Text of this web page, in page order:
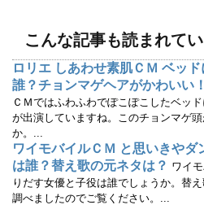
ま
す
い
ウ
ィ
ン
ド
ウ
で
開
き
ま
こんな記事も読まれてい
ロリエ しあわせ素肌ＣＭ ベッ
誰？チョンマゲヘアがかわいい！
ＣＭではふわふわでぽこぽこしたベッ
が出演していますね。このチョンマゲ
か。...
ワイモバイルＣＭ と思いきやダ
は誰？替え歌の元ネタは？ ワイ
りだす女優と子役は誰でしょうか。替
調べましたのでご覧ください。...